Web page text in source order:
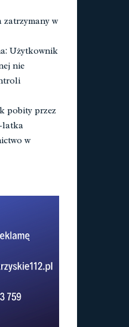
zatrzymany w
Użytkownik
nie
pobity przez
latka
w